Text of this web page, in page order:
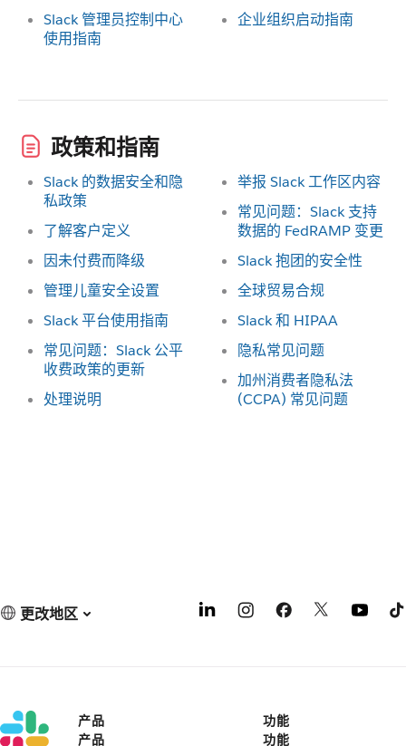
Slack 管理员控制中心
使用指南
企业组织启动指南
政策和指南
Slack 的数据安全和隐
私政策
了解客户定义
因未付费而降级
管理儿童安全设置
Slack 平台使用指南
常见问题：Slack 公平
收费政策的更新
处理说明
举报 Slack 工作区内容
常见问题：Slack 支持
数据的 FedRAMP 变更
Slack 抱团的安全性
全球贸易合规
Slack 和 HIPAA
隐私常见问题
加州消费者隐私法
(CCPA) 常见问题
更改地区
产品
产品
功能
功能